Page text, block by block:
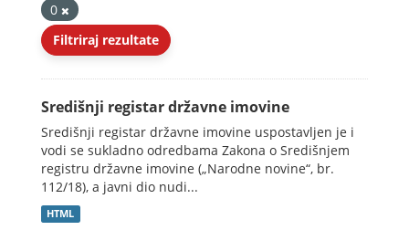
0
Filtriraj rezultate
Središnji registar državne imovine
Središnji registar državne imovine uspostavljen je i
vodi se sukladno odredbama Zakona o Središnjem
registru državne imovine („Narodne novine“, br.
112/18), a javni dio nudi...
HTML